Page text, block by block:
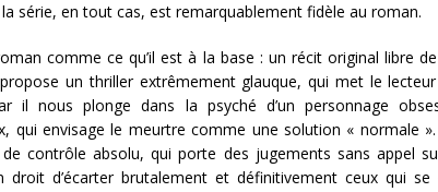
série, en tout cas, est remarquablement fidèle au roman.
comme ce qu’il est à la base : un récit original libre
un thriller extrêmement glauque, qui met le
il nous plonge dans la psyché d’un personnage
qui envisage le meurtre comme une solution « normale
contrôle absolu, qui porte des jugements sans appel
droit d’écarter brutalement et définitivement ceux qui